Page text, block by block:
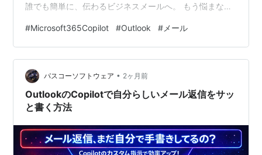
誰でも簡単に、伝わるビジネスメールへ。 もう悩まな
利になりました。 1.Copilotでメール添削できるって知っ
ていますか？ 2.Copilotでメールをチェック・改善するメ
リット 3.Copilotでメールを上手に改善するコツ 4.まとめ
｜Copilotでメールチェックを習慣に よくある質問
（FAQ） Q1：Copil…
#Microsoft365Copilot #Outlook # メール
パスコーソフトウェア • 2ヶ月前
OutlookのCopilotで自分らしいメール返信をサッ
と書く方法